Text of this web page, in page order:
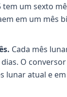
tem um sexto
em um mês
Cada mês
dias. O
lunar atual e